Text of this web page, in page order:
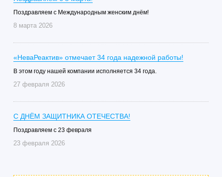
Поздравляем с Международным женским днём!
8 марта 2026
«НеваРеактив» отмечает 34 года надежной работы!
В этом году нашей компании исполняется 34 года.
27 февраля 2026
C ДНЁМ ЗАЩИТНИКА ОТЕЧЕСТВА!
Поздравляем с 23 февраля
23 февраля 2026